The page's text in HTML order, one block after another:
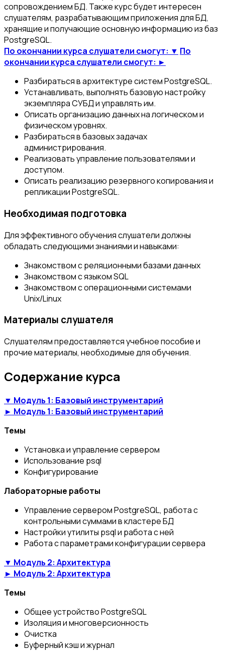
сопровождением БД. Также курс будет интересен
слушателям, разрабатывающим приложения для БД,
хранящие и получающие основную информацию из баз
PostgreSQL.
По окончании курса слушатели смогут: ▼ По
окончании курса слушатели смогут: ►
Разбираться в архитектуре систем PostgreSQL.
Устанавливать, выполнять базовую настройку
экземпляра СУБД и управлять им.
Описать организацию данных на логическом и
физическом уровнях.
Разбираться в базовых задачах
администрирования.
Реализовать управление пользователями и
доступом.
Описать реализацию резервного копирования и
репликации PostgreSQL.
Необходимая подготовка
Для эффективного обучения слушатели должны
обладать следующими знаниями и навыками:
Знакомством с реляционными базами данных
Знакомством с языком SQL
Знакомством с операционными системами
Unix/Linux
Материалы слушателя
Слушателям предоставляется учебное пособие и
прочие материалы, необходимые для обучения.
Содержание курса
▼ Модуль 1: Базовый инструментарий
► Модуль 1: Базовый инструментарий
Темы
Установка и управление сервером
Использование psql
Конфигурирование
Лабораторные работы
Управление сервером PostgreSQL, работа с
контрольными суммами в кластере БД
Настройки утилиты psql и работа с ней
Работа с параметрами конфигурации сервера
▼ Модуль 2: Архитектура
► Модуль 2: Архитектура
Темы
Общее устройство PostgreSQL
Изоляция и многоверсионность
Очистка
Буферный кэш и журнал